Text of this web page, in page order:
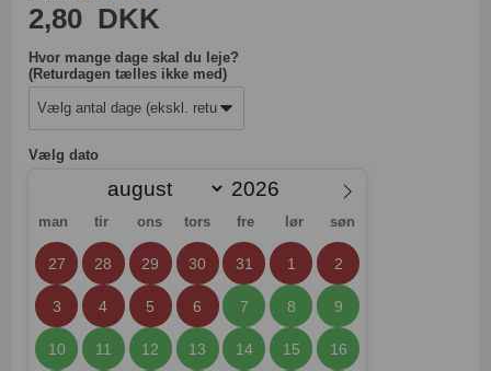
2,80 DKK
Hvor mange dage skal du leje?
(Returdagen tælles ikke med)
Vælg dato
man tir ons tors fre lør søn
27 28 29 30 31 1 2
3 4 5 6 7 8 9
10 11 12 13 14 15 16